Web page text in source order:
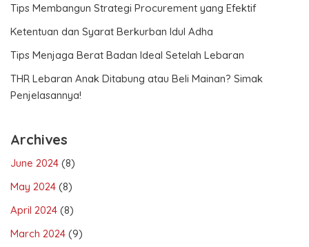
Tips Membangun Strategi Procurement yang Efektif
Ketentuan dan Syarat Berkurban Idul Adha
Tips Menjaga Berat Badan Ideal Setelah Lebaran
THR Lebaran Anak Ditabung atau Beli Mainan? Simak
Penjelasannya!
Archives
June 2024 (8)
May 2024 (8)
April 2024 (8)
March 2024 (9)